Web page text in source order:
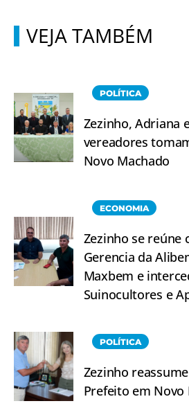
VEJA TAMBÉM
POLÍTICA
Zezinho, Adriana
vereadores
Novo Machado
ECONOMIA
Zezinho se reúne
Gerencia da
Maxbem e
Suinocultores e
POLÍTICA
Zezinho
Prefeito em Novo